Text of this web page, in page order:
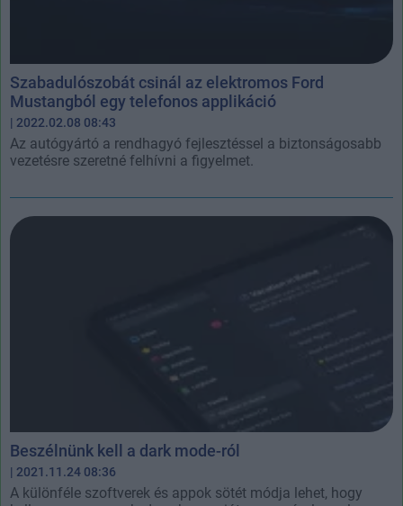
Szabadulószobát csinál az elektromos Ford
Mustangból egy telefonos applikáció
| 2022.02.08 08:43
Az autógyártó a rendhagyó fejlesztéssel a biztonságosabb
vezetésre szeretné felhívni a figyelmet.
Beszélnünk kell a dark mode-ról
| 2021.11.24 08:36
A különféle szoftverek és appok sötét módja lehet, hogy